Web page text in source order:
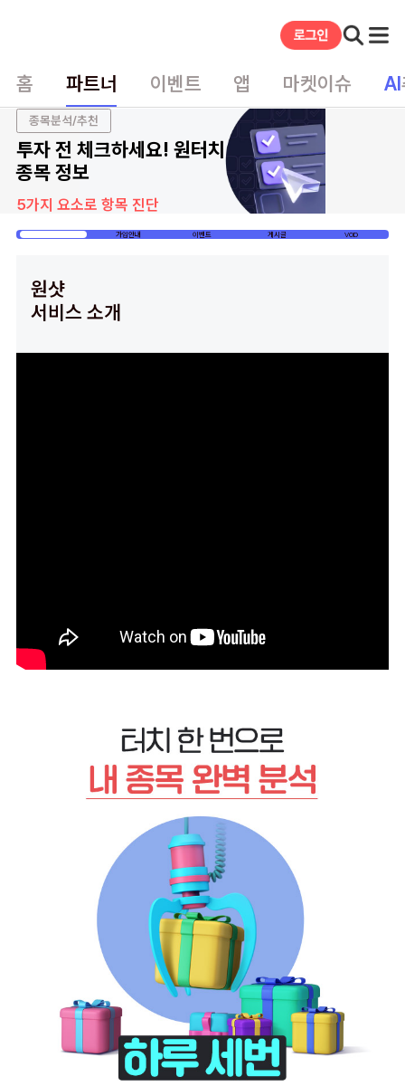
홈 파트너 이벤트 앱 마켓이슈 AI
종목분석/추천
투자 전 체크하세요! 원터치
종목 정보
5가지 요소로 항목 진단
가입안내 이벤트 게시글 VOD
원샷
서비스 소개